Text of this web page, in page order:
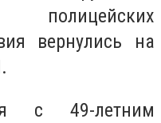
полицейских
вернулись на
с 49-летним